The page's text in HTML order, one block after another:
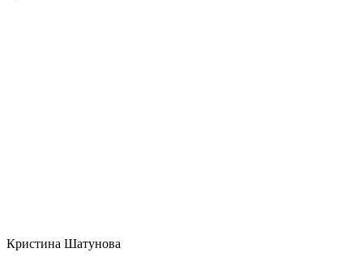
Кристина Шатунова